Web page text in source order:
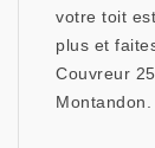
votre toit
plus et
Couvreur
Montandon.